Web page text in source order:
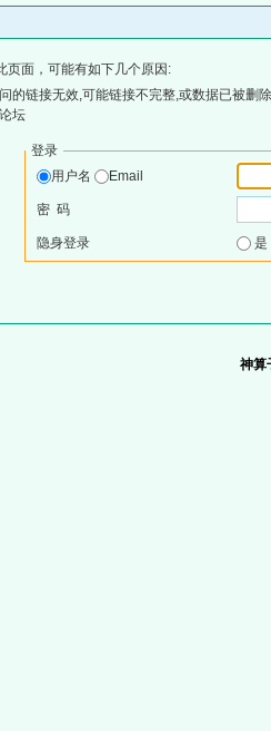
页面，可能有如下几个原因:
的链接无效,可能链接不完整,或数据已被删
坛
登录
用户名
Email
密 码
隐身登录
神算